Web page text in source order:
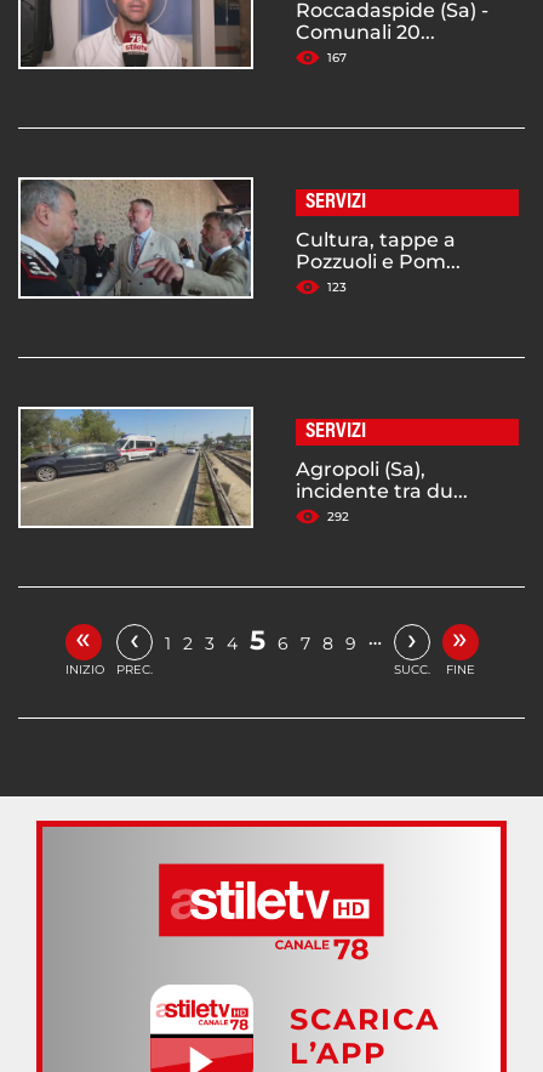
Roccadaspide (Sa) -
Comunali 20...
167
SERVIZI
Cultura, tappe a
Pozzuoli e Pom...
123
SERVIZI
Agropoli (Sa),
incidente tra du...
292
«
INIZIO
‹
PREC.
1 2 3 4 5 6 7 8 9 … ›
SUCC.
»
FINE
SCARICA
L’APP